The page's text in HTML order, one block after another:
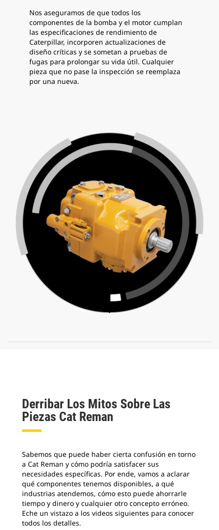
Nos aseguramos de que todos los
componentes de la bomba y el motor cumplan
las especificaciones de rendimiento de
Caterpillar, incorporen actualizaciones de
diseño críticas y se sometan a pruebas de
fugas para prolongar su vida útil. Cualquier
pieza que no pase la inspección se reemplaza
por una nueva.
Derribar Los Mitos Sobre Las
Piezas Cat Reman
Sabemos que puede haber cierta confusión en torno
a Cat Reman y cómo podría satisfacer sus
necesidades específicas. Por ende, vamos a aclarar
qué componentes tenemos disponibles, a qué
industrias atendemos, cómo esto puede ahorrarle
tiempo y dinero y cualquier otro concepto erróneo.
Eche un vistazo a los videos siguientes para conocer
todos los detalles.